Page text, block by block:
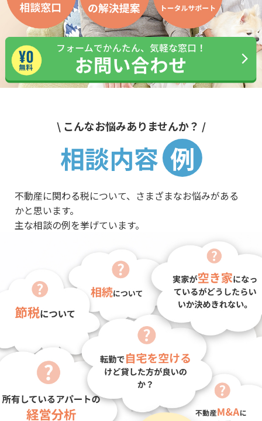
\ こんなお悩みありませんか？ /
相談内容 例
不動産に関わる税について、さまざまなお悩みがある
かと思います。
主な相談の例を挙げています。